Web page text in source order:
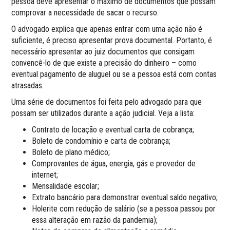
comprovar a necessidade de sacar o recurso.
O advogado explica que apenas entrar com uma ação não é
suficiente, é preciso apresentar prova documental. Portanto, é
necessário apresentar ao juiz documentos que consigam
convencê-lo de que existe a precisão do dinheiro – como
eventual pagamento de aluguel ou se a pessoa está com contas
atrasadas.
Uma série de documentos foi feita pelo advogado para que
possam ser utilizados durante a ação judicial. Veja a lista:
Contrato de locação e eventual carta de cobrança;
Boleto de condomínio e carta de cobrança;
Boleto de plano médico;
Comprovantes de água, energia, gás e provedor de
internet;
Mensalidade escolar;
Extrato bancário para demonstrar eventual saldo negativo;
Holerite com redução de salário (se a pessoa passou por
essa alteração em razão da pandemia);